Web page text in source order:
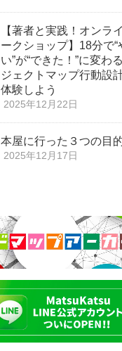
【著者と実践！オンラ
ークショップ】18分で“
い”が“できた！”に変わ
ジェクトマップ行動設
体験しよう
2025年12月22日
本屋に行った３つの目
2025年12月17日